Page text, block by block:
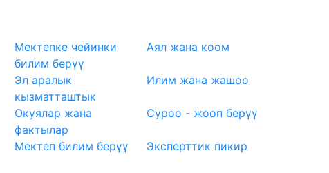
Мектепке чейинки
билим берүү
Аял жана коом
Эл аралык
кызматташтык
Илим жана жашоо
Окуялар жана
фактылар
Суроо - жооп берүү
Мектеп билим берүү
Эксперттик пикир